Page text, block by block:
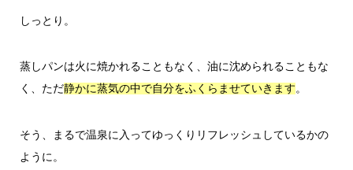
しっとり。
蒸しパンは火に焼かれることもなく、油に沈められることもな
く、ただ静かに蒸気の中で自分をふくらませていきます 。
そう、まるで温泉に入ってゆっくりリフレッシュしているかの
ように。